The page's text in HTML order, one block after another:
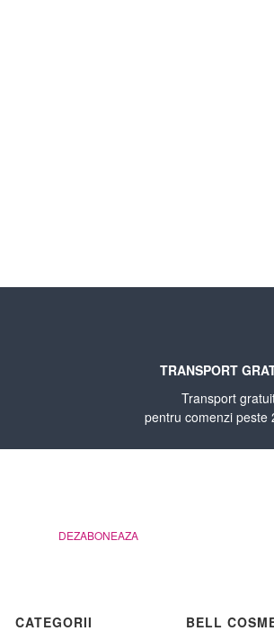
TRANSPORT
Transport
pentru comenzi peste
DEZABONEAZA
CATEGORII BELL